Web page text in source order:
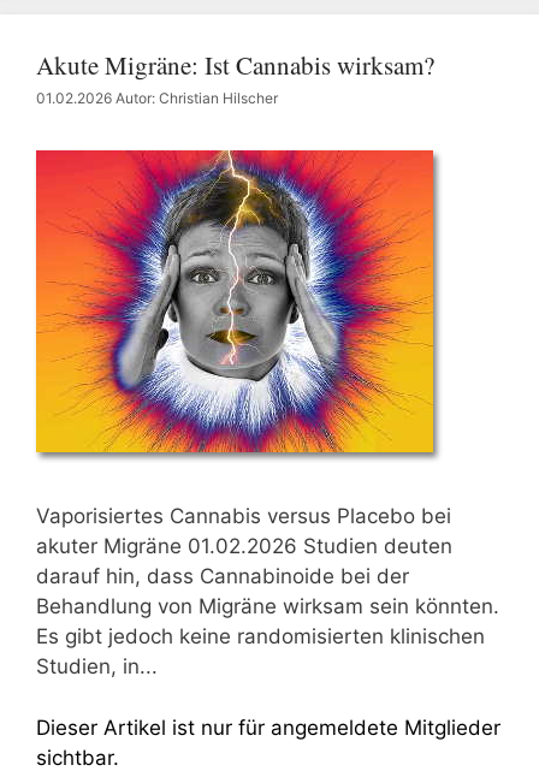
Akute Migräne: Ist Cannabis wirksam?
01.02.2026 Autor: Christian Hilscher
Vaporisiertes Cannabis versus Placebo bei
akuter Migräne 01.02.2026 Studien deuten
darauf hin, dass Cannabinoide bei der
Behandlung von Migräne wirksam sein könnten.
Es gibt jedoch keine randomisierten klinischen
Studien, in...
Dieser Artikel ist nur für angemeldete Mitglieder
sichtbar.